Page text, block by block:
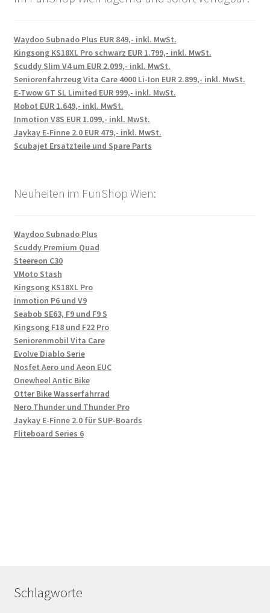
Waydoo Subnado Plus EUR 849,- inkl. MwSt.
Kingsong KS18XL Pro schwarz EUR 1.799,- inkl. MwSt.
Scuddy Slim V4 um EUR 2.099,- inkl. MwSt.
Seniorenfahrzeug Vita Care 4000 Li-Ion EUR 2.899,- inkl. MwSt.
E-Twow GT SL Limited EUR 999,- inkl. MwSt.
Mobot EUR 1.649,- inkl. MwSt.
Inmotion V8S EUR 1.099,- inkl. MwSt.
Jaykay E-Finne 2.0 EUR 479,- inkl. MwSt.
Scubajet Ersatzteile und Spare Parts
Neuheiten im FunShop Wien:
Waydoo Subnado Plus
Scuddy Premium Quad
Steereon C30
VMoto Stash
Kingsong KS18XL Pro
Inmotion P6 und V9
Seabob SE63, F9 und F9 S
Kingsong F18 und F22 Pro
Seniorenmobil Vita Care
Evolve Diablo Serie
Nosfet Aero und Aeon EUC
Onewheel Antic Bike
Otter Bike Wasserfahrrad
Nero Thunder und Thunder Pro
Jaykay E-Finne 2.0 für SUP-Boards
Fliteboard Series 6
Schlagworte